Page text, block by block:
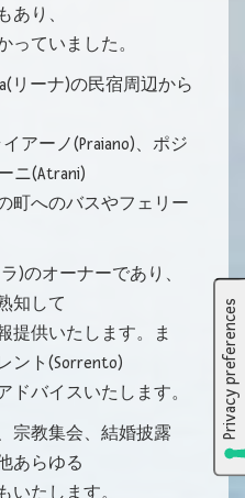
あり、
っていました。
リーナ)の民宿周辺から
アーノ(Praiano)、ポジ
ニ(Atrani)
町へのバスやフェリー
)のオーナーであり、
知して
提供いたします。ま
ント(Sorrento)
ドバイスいたします。
宗教集会、結婚披露
あらゆる
いたします。